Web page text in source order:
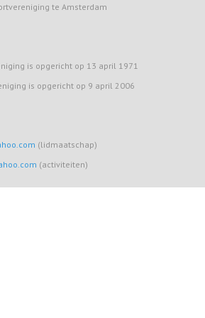
te Amsterdam
is opgericht op 13 april 1971
is opgericht op 9 april 2006
(lidmaatschap)
(activiteiten)